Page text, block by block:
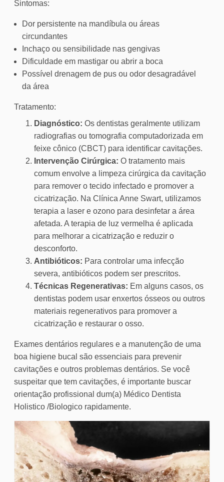
Sintomas:
Dor persistente na mandíbula ou áreas
circundantes
Inchaço ou sensibilidade nas gengivas
Dificuldade em mastigar ou abrir a boca
Possível drenagem de pus ou odor desagradável
da área
Tratamento:
Diagnóstico: Os dentistas geralmente utilizam
radiografias ou tomografia computadorizada em
feixe cônico (CBCT) para identificar cavitações.
Intervenção Cirúrgica: O tratamento mais
comum envolve a limpeza cirúrgica da cavitação
para remover o tecido infectado e promover a
cicatrização. Na Clínica Anne Swart, utilizamos
terapia a laser e ozono para desinfetar a área
afetada. A terapia de luz vermelha é aplicada
para melhorar a cicatrização e reduzir o
desconforto.
Antibióticos: Para controlar uma infecção
severa, antibióticos podem ser prescritos.
Técnicas Regenerativas: Em alguns casos, os
dentistas podem usar enxertos ósseos ou outros
materiais regenerativos para promover a
cicatrização e restaurar o osso.
Exames dentários regulares e a manutenção de uma
boa higiene bucal são essenciais para prevenir
cavitações e outros problemas dentários. Se você
suspeitar que tem cavitações, é importante buscar
orientação profissional dum(a) Médico Dentista
Holistico /Biologico rapidamente.